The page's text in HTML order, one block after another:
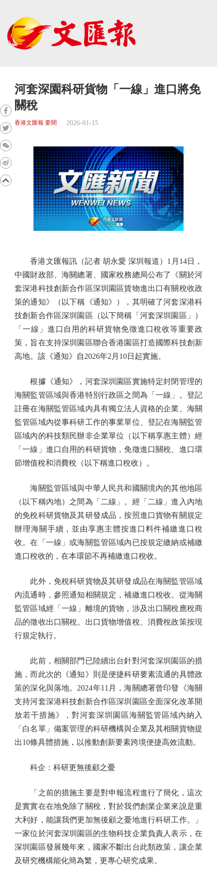
河套深園科研貨物「一線」進口將免
關稅
香港文匯報 要聞 2026-01-15
香港文匯報訊（記者 胡永愛 深圳報道）1月14日，
中國財政部、海關總署、國家稅務總局公布了《關於河
套深港科技創新合作區深圳園區貨物進出口有關稅收政
策的通知》（以下稱《通知》），其明確了河套深港科
技創新合作區深圳園區（以下簡稱「河套深圳園區」）
「一線」進口自用的科研貨物免徵進口稅收等重要政
策，旨在支持深圳園區聯合香港園區打造國際科技創新
高地。該《通知》自2026年2月10日起實施。
根據《通知》，河套深圳園區實施特定封閉管理的
海關監管區域與香港特別行政區之間為「一線」。登記
註冊在海關監管區域內具有獨立法人資格的企業、海關
監管區域內從事科研工作的事業單位、登記在海關監管
區域內的科技類民辦非企業單位（以下稱享惠主體）經
「一線」進口自用的科研貨物，免徵進口關稅、進口環
節增值稅和消費稅（以下稱進口稅收）。
海關監管區域與中華人民共和國關境內的其他地區
（以下稱內地）之間為「二線」。經「二線」進入內地
的免稅科研貨物及其研發成品，按照進口貨物有關規定
辦理海關手續，並由享惠主體按進口料件補繳進口稅
收。在「一線」或海關監管區域內已按規定繳納或補繳
進口稅收的，在本環節不再補繳進口稅收。
此外，免稅科研貨物及其研發成品在海關監管區域
內流通時，參照通知相關規定，補繳進口稅收。從海關
監管區域經「一線」離境的貨物，涉及出口關稅應稅商
品的徵收出口關稅。出口貨物增值稅、消費稅政策按現
行規定執行。
此前，相關部門已陸續出台針對河套深圳園區的措
施，而此次的《通知》則是便捷科研要素流通的具體政
策的深化與落地。2024年11月，海關總署曾印發《海關
支持河套深港科技創新合作區深圳園區全面深化改革開
放若干措施》，對河套深圳園區海關監管區域內納入
「白名單」備案管理的科研機構與企業及其相關貨物提
出10條具體措施，以推動創新要素跨境便捷高效流動。
科企：科研更無後顧之憂
「之前的措施主要是對申報流程進行了簡化，這次
是實實在在地免除了關稅，對於我們創業企業來說是重
大利好，能讓我們更加無後顧之憂地進行科研工作。」
一家位於河套深圳園區的生物科技企業負責人表示，在
深圳園區發展幾年來，國家不斷出台此類政策，讓企業
及研究機構能化簡為繁，更專心研究成果。